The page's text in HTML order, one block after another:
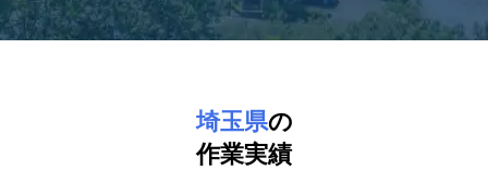
埼玉県の
作業実績